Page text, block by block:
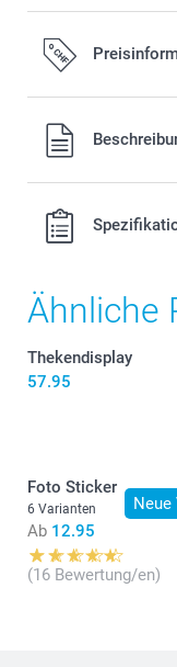
Alle Preise
MwSt. und zzgl.
Ähnliche
Thekendisplay
57.95
Neue
Foto Sticker
6 Varianten
Ab 12.95
(16 Bewertung/en)